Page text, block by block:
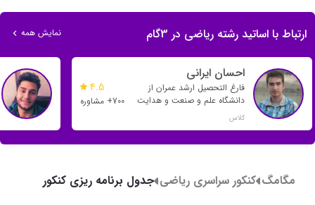
ارتباط با اساتید رشته ریاضی در 3گام نمایش همه
احسان ایرانی
فارغ التحصیل ارشد عمران از
دانشگاه علم و صنعت و هدایت
بسیاری از رتبه های تک رقمی و
دو رقمی
کلاس
4.5
700+ مشاوره
مگامگ کنکور سراسری ریاضی جدول برنامه ریزی کنکور